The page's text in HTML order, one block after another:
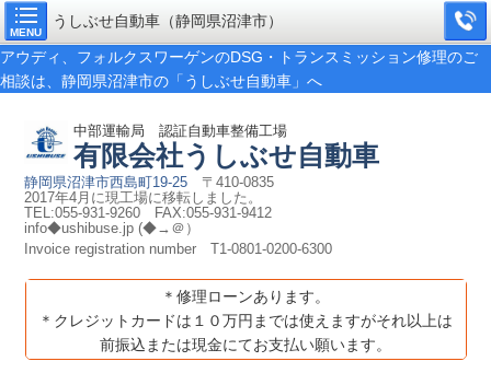
MENU
うしぶせ自動車（静岡県沼津市）
アウディ、フォルクスワーゲンのDSG・トランスミッション修理のご
相談は、静岡県沼津市の「うしぶせ自動車」へ
中部運輸局 認証自動車整備工場
有限会社うしぶせ自動車
静岡県沼津市西島町19-25 〒410-0835
2017年4月に現工場に移転しました。
TEL:055-931-9260 FAX:055-931-9412
info◆ushibuse.jp (◆→＠）
Invoice registration number T1-0801-0200-6300
＊修理ローンあります。
＊クレジットカードは１０万円までは使えますがそれ以上は
前振込または現金にてお支払い願います。